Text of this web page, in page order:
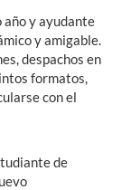
año y ayudante
y amigable.
despachos en
formatos,
con el
de